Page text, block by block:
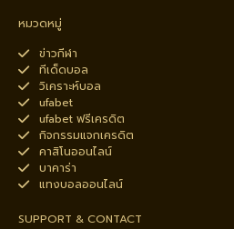
หมวดหมู่
ข่าวกีฬา
ทีเด็ดบอล
วิเคราะห์บอล
ufabet
ufabet ฟรีเครดิต
กิจกรรมแจกเครดิต
คาสิโนออนไลน์
บาคาร่า
แทงบอลออนไลน์
SUPPORT & CONTACT